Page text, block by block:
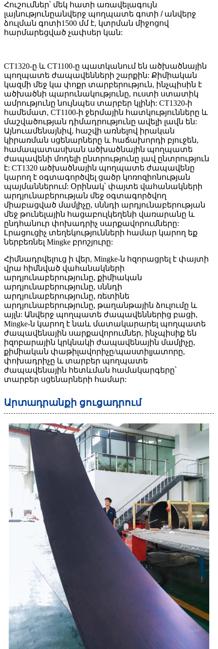
Հուշումներ՝ մեկ հատի առավելագույն
լայնությունըանվերջ պողպատե գոտի / անվերջ
ձուլման գոտի1500 մմ է, կտրման միջոցով
հարմարեցված չափսեր կան:
CT1320-ը և CT1100-ը պատկանում են ածխածնային
պողպատե ժապավենների շարքին: Քիմիական
կազմի մեջ կա փոքր տարբերություն, ինչպիսին է
ածխածնի պարունակությունը, ուստի ստատիկ
ամրությունը նույնպես տարբեր կլինի: CT1320-ի
համեմատ, CT1100-ի ջերմային հատկությունները և
մաշվածության դիմադրությունը ավելի լավն են:
Այնուամենայնիվ, հաշվի առնելով իրական
կիրառման սցենարները և հաճախորդի բյուջեն,
համապատասխան ածխածնային պողպատե
ժապավենի մոդելի ընտրությունը լավ ընտրություն
է: CT1320 ածխածնային պողպատե ժապավենը
կարող է օգտագործվել ցածր կոռոզիոնության
պայմաններում: Օրինակ՝ փայտե վահանակների
արդյունաբերության մեջ օգտագործվող
միաբացված մամլիչը, սննդի արդյունաբերության
մեջ թունելային հացաբուլկեղենի վառարանը և
ընդհանուր փոխադրիչ սարքավորումները:
Լրացուցիչ տեղեկությունների համար կարող եք
ներբեռնել Mingke բրոշյուրը:
Հիմնադրվելուց ի վեր, Mingke-ն հզորացրել է փայտի
վրա հիմնված վահանակների
արդյունաբերությունը, քիմիական
արդյունաբերությունը, սննդի
արդյունաբերությունը, ռետինե
արդյունաբերությունը, թաղանթային ձուլումը և
այլն: Անվերջ պողպատե ժապավեններից բացի,
Mingke-ն կարող է նաև մատակարարել պողպատե
ժապավենային սարքավորումներ, ինչպիսիք են
իզոբարային կրկնակի ժապավենային մամլիչը,
քիմիական փաթիլավորիչը/պաստիլյատորը,
փոխադրիչը և տարբեր պողպատե
ժապավենային հետևման համակարգերը՝
տարբեր սցենարների համար:
Արտադրանքի ցուցադրում